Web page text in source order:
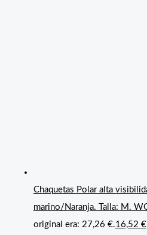
Chaquetas Polar alta
marino/Naranja. Talla: M.
original era: 27,26 €.16,52 €